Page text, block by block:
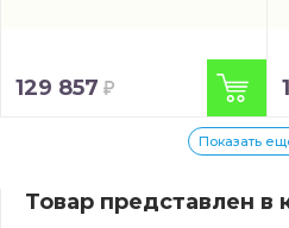
129 857
Показать
Товар представлен в